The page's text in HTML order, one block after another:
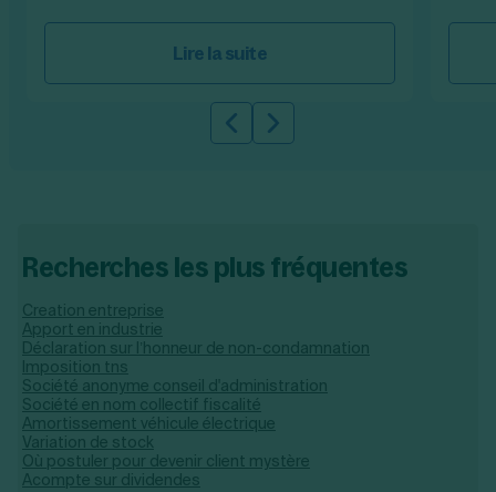
Lire la suite
Slide précédente
Slide suivante
Recherches les plus fréquentes
Creation entreprise
Apport en industrie
Déclaration sur l’honneur de non-condamnation
Imposition tns
Société anonyme conseil d'administration
Société en nom collectif fiscalité
Amortissement véhicule électrique
Variation de stock
Où postuler pour devenir client mystère
Acompte sur dividendes